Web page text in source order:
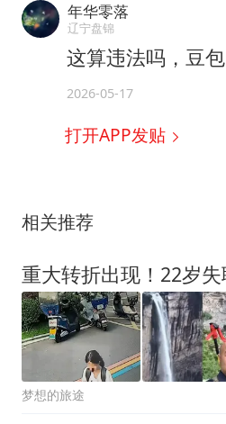
年华零落
辽宁盘锦
这算违法吗，豆包
2026-05-17
打开APP发贴
相关推荐
梦想的旅途